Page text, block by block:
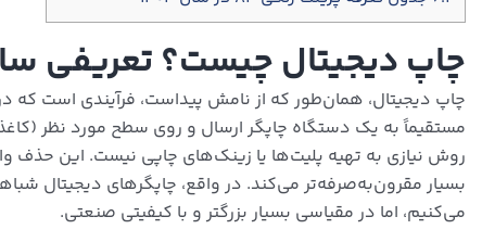
چاپ دیجیتال چیست؟ تعریفی
مستقیماً به یک دستگاه چاپگر ارسال و روی سطح مورد نظر
روش نیازی به تهیه پلیت‌ها یا زینک‌های چاپی نیست. این حذف
بسیار مقرون‌به‌صرفه‌تر می‌کند. در واقع، چاپگرهای دیجیتال
می‌کنیم، اما در مقیاسی بسیار بزرگتر و با کیفیتی صنعتی.